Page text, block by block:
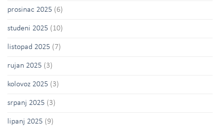
prosinac 2025 (6)
studeni 2025 (10)
listopad 2025 (7)
rujan 2025 (3)
kolovoz 2025 (3)
srpanj 2025 (3)
lipanj 2025 (9)